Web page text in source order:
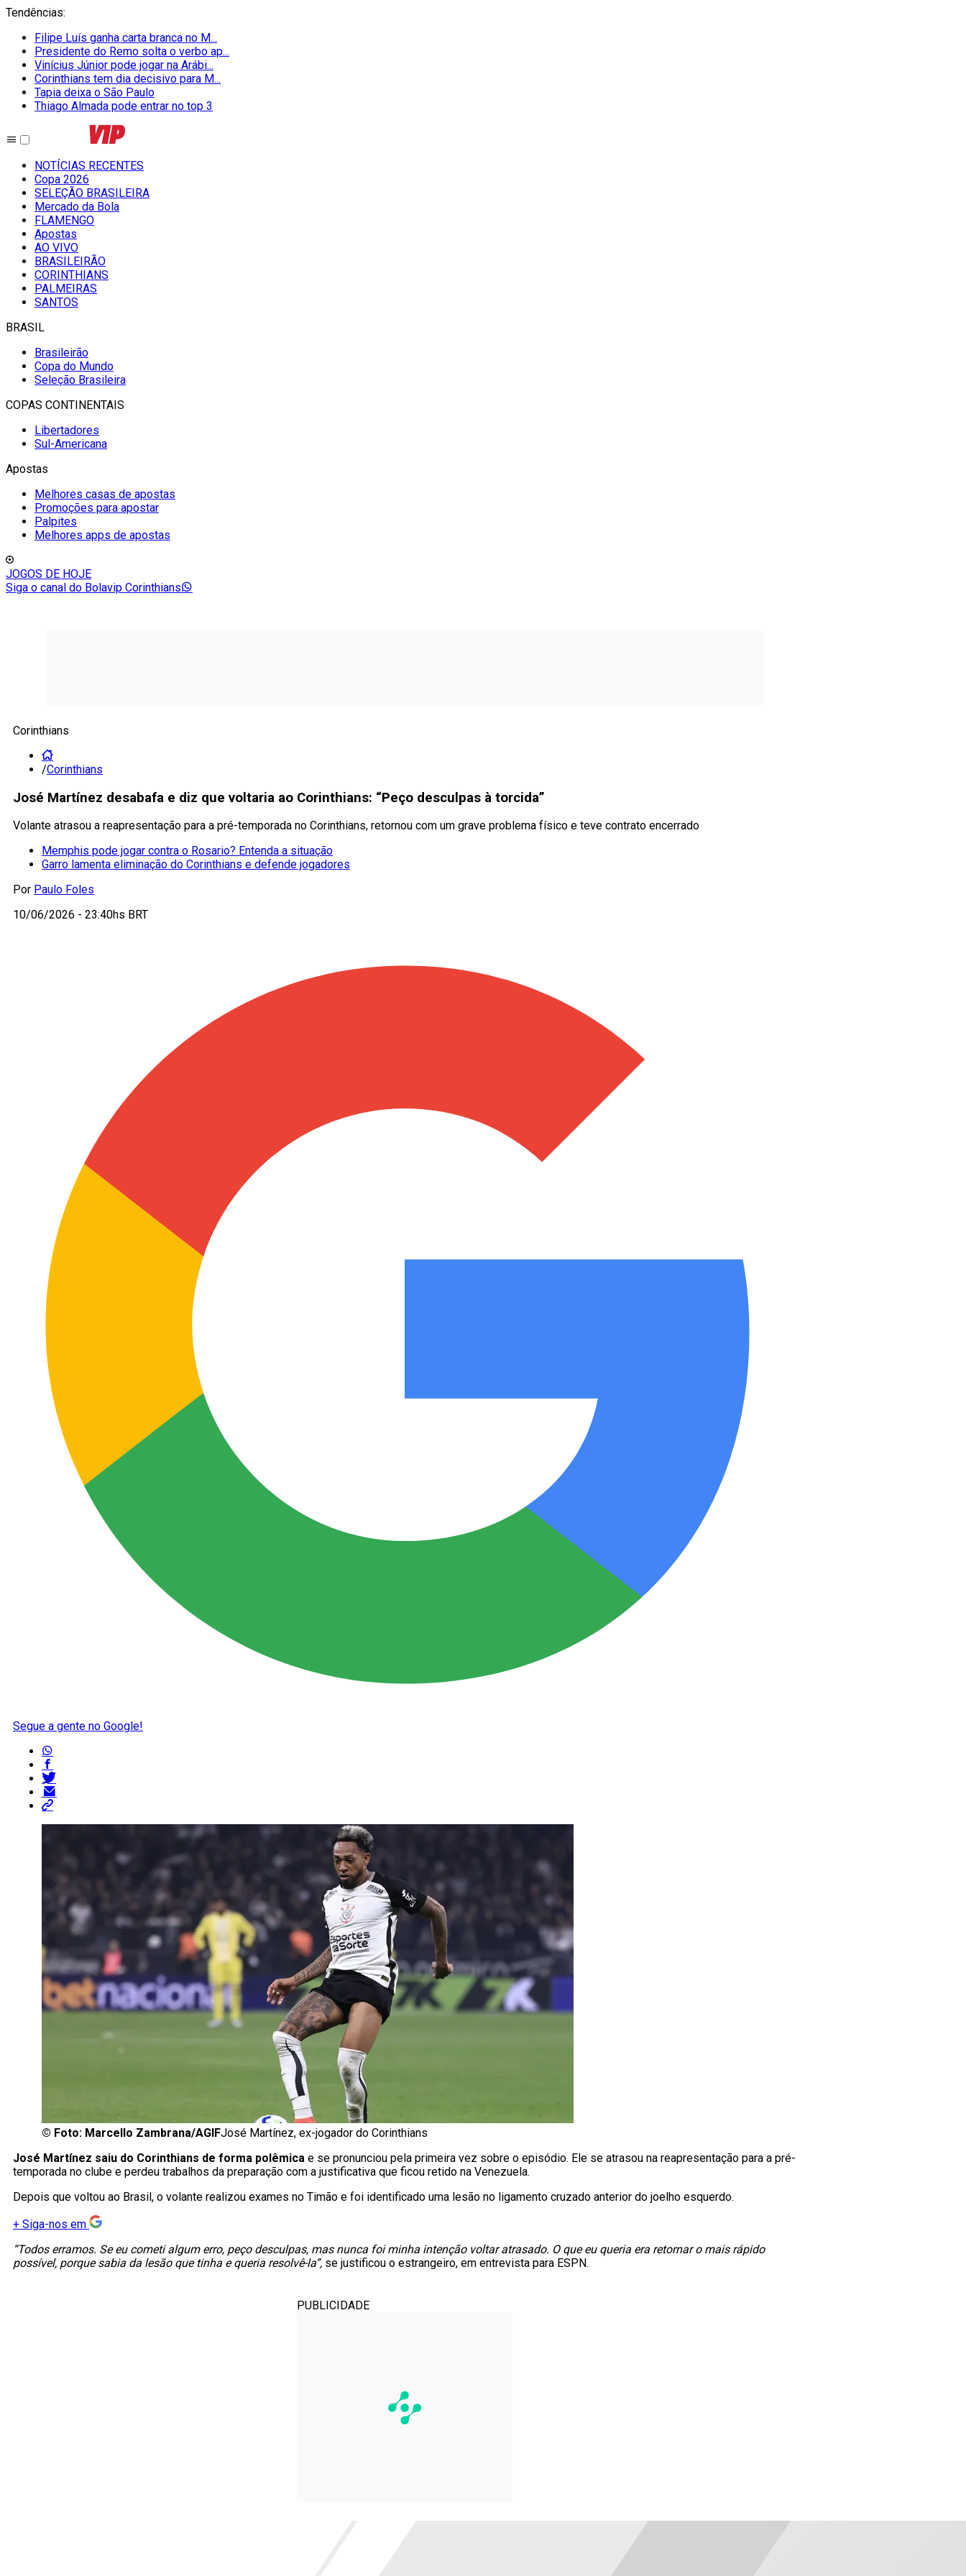
Tendências:
Filipe Luís ganha carta branca no M...
Presidente do Remo solta o verbo ap...
Vinícius Júnior pode jogar na Arábi...
Corinthians tem dia decisivo para M...
Tapia deixa o São Paulo
Thiago Almada pode entrar no top 3
NOTÍCIAS RECENTES
Copa 2026
SELEÇÃO BRASILEIRA
Mercado da Bola
FLAMENGO
Apostas
AO VIVO
BRASILEIRÃO
CORINTHIANS
PALMEIRAS
SANTOS
BRASIL
Brasileirão
Copa do Mundo
Seleção Brasileira
COPAS CONTINENTAIS
Libertadores
Sul-Americana
Apostas
Melhores casas de apostas
Promoções para apostar
Palpites
Melhores apps de apostas
JOGOS DE HOJE
Siga o canal do Bolavip Corinthians
Corinthians
/Corinthians
José Martínez desabafa e diz que voltaria ao Corinthians: “Peço desculpas à torcida”
Volante atrasou a reapresentação para a pré-temporada no Corinthians, retornou com um grave problema físico e teve contrato encerrado
Memphis pode jogar contra o Rosario? Entenda a situação
Garro lamenta eliminação do Corinthians e defende jogadores
Por Paulo Foles
10/06/2026 - 23:40hs BRT
Segue a gente no Google!
© Foto: Marcello Zambrana/AGIFJosé Martínez, ex-jogador do Corinthians
José Martínez saiu do Corinthians de forma polêmica e se pronunciou pela primeira vez sobre o episódio. Ele se atrasou na reapresentação para a pré-
temporada no clube e perdeu trabalhos da preparação com a justificativa que ficou retido na Venezuela.
Depois que voltou ao Brasil, o volante realizou exames no Timão e foi identificado uma lesão no ligamento cruzado anterior do joelho esquerdo.
+ Siga-nos em
“Todos erramos. Se eu cometi algum erro, peço desculpas, mas nunca foi minha intenção voltar atrasado. O que eu queria era retornar o mais rápido
possível, porque sabia da lesão que tinha e queria resolvê-la”, se justificou o estrangeiro, em entrevista para ESPN.
PUBLICIDADE